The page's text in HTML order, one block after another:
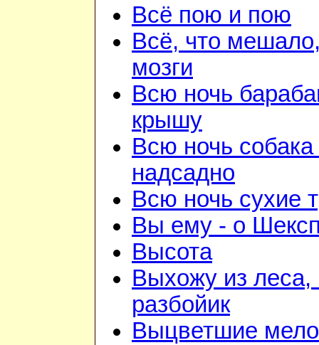
Всё пою и пою
Всё, что
мозги
Всю ночь
крышу
Всю ночь
надсадно
Всю ночь сухие
Вы ему - о
Высота
Выхожу из леса,
разбойик
Выцветшие